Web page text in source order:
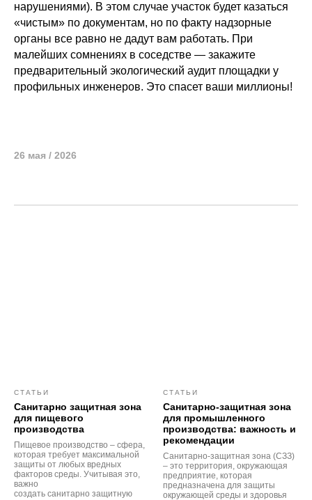
нарушениями). В этом случае участок будет казаться
«чистым» по документам, но по факту надзорные
органы все равно не дадут вам работать. При
малейших сомнениях в соседстве — закажите
предварительный экологический аудит площадки у
профильных инженеров. Это спасет ваши миллионы!
26 мая / 2026
СТАТЬИ
Санитарно защитная зона
для пищевого
производства
Пищевое производство – сфера,
которая требует максимальной
защиты от любых вредных
факторов среды. Учитывая это,
важно
создать санитарно защитную
СТАТЬИ
Санитарно-защитная зона
для промышленного
производства: важность и
рекомендации
Санитарно-защитная зона (СЗЗ)
– это территория, окружающая
предприятие, которая
предназначена для защиты
окружающей среды и здоровья